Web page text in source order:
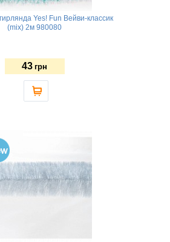
Yes! Fun Вейви-классик
(mix) 2м 980080
43 грн